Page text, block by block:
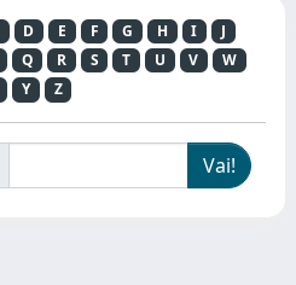
D E F G H I
J
Q R S T U V
W
Y Z